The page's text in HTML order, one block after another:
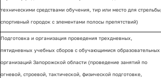
техническими средствами обучения, тир или место для стрельбы,
спортивный городок с элементами полосы препятствий)
Подготовка и организация проведения трехдневных,
пятидневных учебных сборов с обучающимися образовательных
организаций Запорожской области (проведение занятий по
огневой, строевой, тактической, физической подготовке,